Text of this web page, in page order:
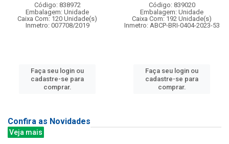
Código: 838972
Embalagem: Unidade
Caixa Com: 120 Unidade(s)
Inmetro: 007708/2019
Faça seu login ou
cadastre-se para
comprar.
Código: 839020
Embalagem: Unidade
Caixa Com: 192 Unidade(s)
Inmetro: ABCP-BRI-0404-2023-53
Faça seu login ou
cadastre-se para
comprar.
Confira as Novidades
Veja mais